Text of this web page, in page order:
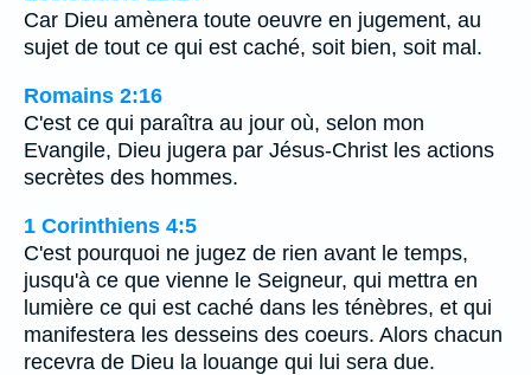
Car Dieu amènera toute oeuvre en jugement, au
sujet de tout ce qui est caché, soit bien, soit mal.
Romains 2:16
C'est ce qui paraîtra au jour où, selon mon
Evangile, Dieu jugera par Jésus-Christ les actions
secrètes des hommes.
1 Corinthiens 4:5
C'est pourquoi ne jugez de rien avant le temps,
jusqu'à ce que vienne le Seigneur, qui mettra en
lumière ce qui est caché dans les ténèbres, et qui
manifestera les desseins des coeurs. Alors chacun
recevra de Dieu la louange qui lui sera due.